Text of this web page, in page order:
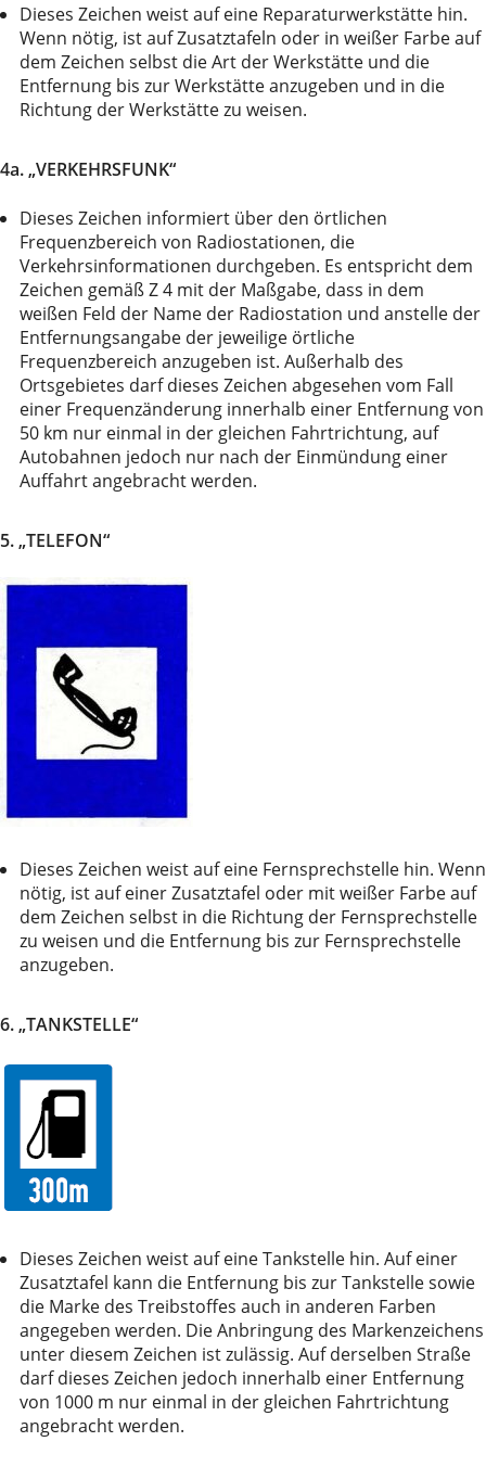
Dieses Zeichen weist auf eine Reparaturwerkstätte hin.
Wenn nötig, ist auf Zusatztafeln oder in weißer Farbe auf
dem Zeichen selbst die Art der Werkstätte und die
Entfernung bis zur Werkstätte anzugeben und in die
Richtung der Werkstätte zu weisen.
4a. „VERKEHRSFUNK“
Dieses Zeichen informiert über den örtlichen
Frequenzbereich von Radiostationen, die
Verkehrsinformationen durchgeben. Es entspricht dem
Zeichen gemäß Z 4 mit der Maßgabe, dass in dem
weißen Feld der Name der Radiostation und anstelle der
Entfernungsangabe der jeweilige örtliche
Frequenzbereich anzugeben ist. Außerhalb des
Ortsgebietes darf dieses Zeichen abgesehen vom Fall
einer Frequenzänderung innerhalb einer Entfernung von
50 km nur einmal in der gleichen Fahrtrichtung, auf
Autobahnen jedoch nur nach der Einmündung einer
Auffahrt angebracht werden.
5. „TELEFON“
Dieses Zeichen weist auf eine Fernsprechstelle hin. Wenn
nötig, ist auf einer Zusatztafel oder mit weißer Farbe auf
dem Zeichen selbst in die Richtung der Fernsprechstelle
zu weisen und die Entfernung bis zur Fernsprechstelle
anzugeben.
6. „TANKSTELLE“
Dieses Zeichen weist auf eine Tankstelle hin. Auf einer
Zusatztafel kann die Entfernung bis zur Tankstelle sowie
die Marke des Treibstoffes auch in anderen Farben
angegeben werden. Die Anbringung des Markenzeichens
unter diesem Zeichen ist zulässig. Auf derselben Straße
darf dieses Zeichen jedoch innerhalb einer Entfernung
von 1000 m nur einmal in der gleichen Fahrtrichtung
angebracht werden.